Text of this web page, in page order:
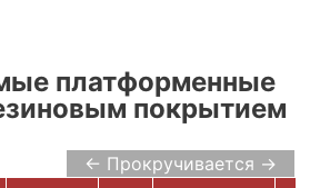
платформенные
покрытием
← Прокручивается →